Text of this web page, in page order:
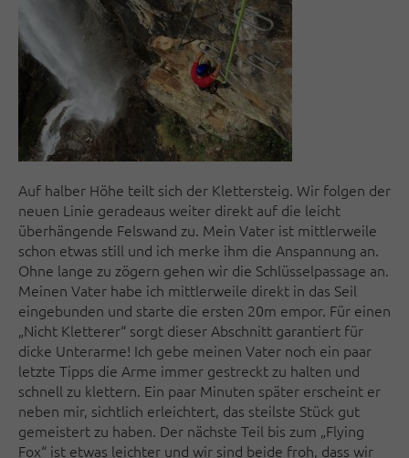
Auf halber Höhe teilt sich der Klettersteig. Wir folgen der
neuen Linie geradeaus weiter direkt auf die leicht
überhängende Felswand zu. Mein Vater ist mittlerweile
schon etwas still und ich merke ihm die Anspannung an.
Ohne lange zu zögern gehen wir die Schlüsselpassage an.
Meinen Vater habe ich mittlerweile direkt in das Seil
eingebunden und starte die ersten 20m empor. Für einen
„Nicht Kletterer“ sorgt dieser Abschnitt garantiert für
dicke Unterarme! Ich gebe meinen Vater noch ein paar
letzte Tipps die Arme immer gestreckt zu halten und
schnell zu klettern. Ein paar Minuten später erscheint er
neben mir, sichtlich erleichtert, das steilste Stück gut
gemeistert zu haben. Der nächste Teil bis zum „Flying
Fox“ ist etwas leichter und wir sind beide froh, dass wir